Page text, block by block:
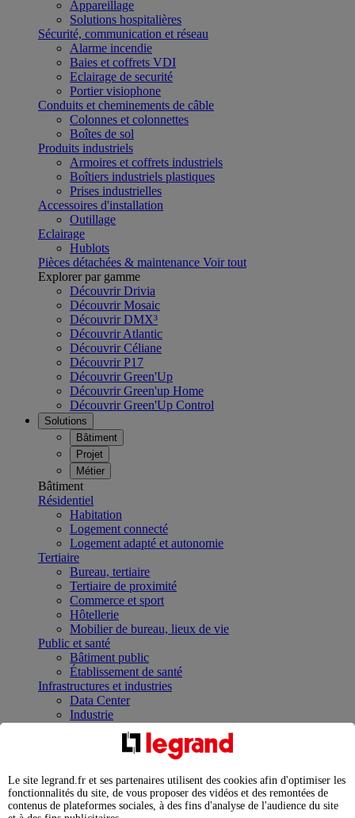
Appareillage
Solutions hospitalières
Sécurité, communication et réseau
Alarme incendie
Baies et coffrets VDI
Eclairage de securité
Portier visiophone
Conduits et cheminements de câble
Colonnes et colonnettes
Boîtes de sol
Produits industriels
Armoires et coffrets industriels
Boîtiers industriels plastiques
Prises industrielles
Accessoires d'installation
Outillage
Eclairage
Hublots
Pièces détachées & maintenance Voir tout
Explorer par gamme
Découvrir Drivia
Découvrir Mosaic
Découvrir DMX³
Découvrir Atlantic
Découvrir Céliane
Découvrir P17
Découvrir Green'Up
Découvrir Green'up Home
Découvrir Green'Up Control
Solutions
Bâtiment
Projet
Métier
Bâtiment
Résidentiel
Habitation
Logement connecté
Logement adapté et autonomie
Tertiaire
Bureau, tertiaire
Tertiaire de proximité
Commerce et sport
Hôtellerie
Mobilier de bureau, lieux de vie
Public et santé
Bâtiment public
Établissement de santé
Infrastructures et industries
Data Center
Industrie
Infrastructures
Contrôler et planifier le fonctionnement des appareils
Répartir et optimiser son tableau électrique
Legrand Data Center Solutions : concentrer les
expertises au service de vos performances
Le site legrand.fr et ses partenaires utilisent des cookies afin d'optimiser les
fonctionnalités du site, de vous proposer des vidéos et des remontées de
contenus de plateformes sociales, à des fins d'analyse de l'audience du site